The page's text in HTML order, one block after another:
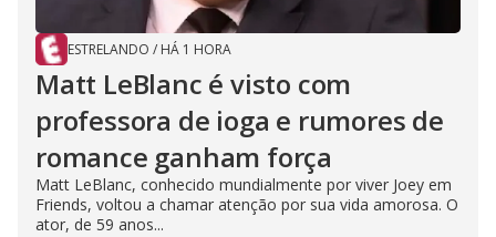
ESTRELANDO / HÁ 1 HORA
Matt LeBlanc é visto com
professora de ioga e rumores de
romance ganham força
Matt LeBlanc, conhecido mundialmente por viver Joey em
Friends, voltou a chamar atenção por sua vida amorosa. O
ator, de 59 anos...